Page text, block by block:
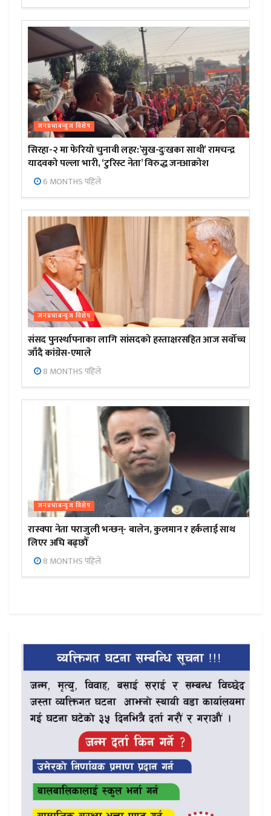
जनप्रभाबन्युज विशेष
सिरहा-२ मा फेरियो चुनावी लहर:’सुख-दुःखका साथी’ रामचन्द्र
यादवको पल्ला भारी, ‘टुरिस्ट नेता’ विरुद्ध जनआक्रोश
6 MONTHS पहिले
जनप्रभाबन्युज विशेष
संसद पुनर्स्थापनाका लागि सांसदको हस्ताक्षरसहित आज सर्वोच्च
जाँदै कांग्रेस-एमाले
8 MONTHS पहिले
जनप्रभाबन्युज विशेष
रास्वपा नेता पराजुली भन्छन्- बालेन, कुलमान र हर्कलाई साथ
लिएर अघि बढ्छौँ
8 MONTHS पहिले